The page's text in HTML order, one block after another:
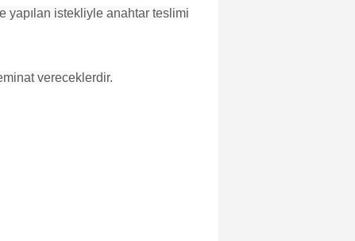
yapılan istekliyle anahtar teslimi
vereceklerdir.